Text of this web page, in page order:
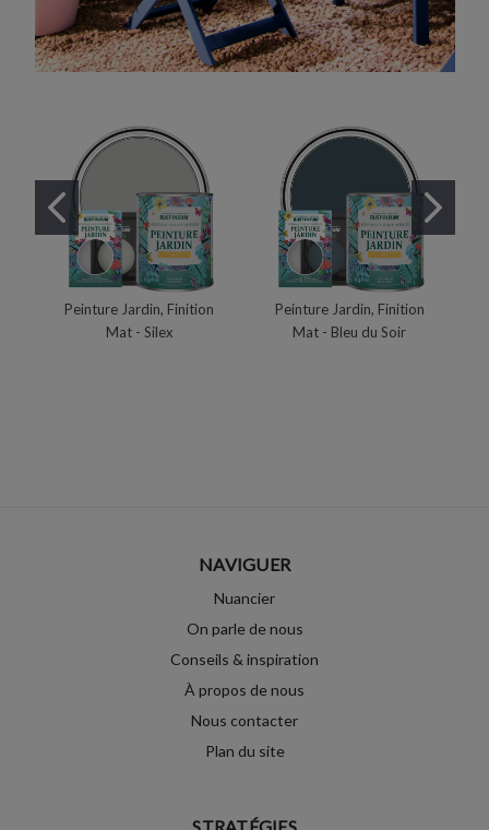
Peinture Jardin, Finition
Mat - Silex
Peinture Jardin, Finition
Mat - Bleu du Soir
NAVIGUER
Nuancier
On parle de nous
Conseils & inspiration
À propos de nous
Nous contacter
Plan du site